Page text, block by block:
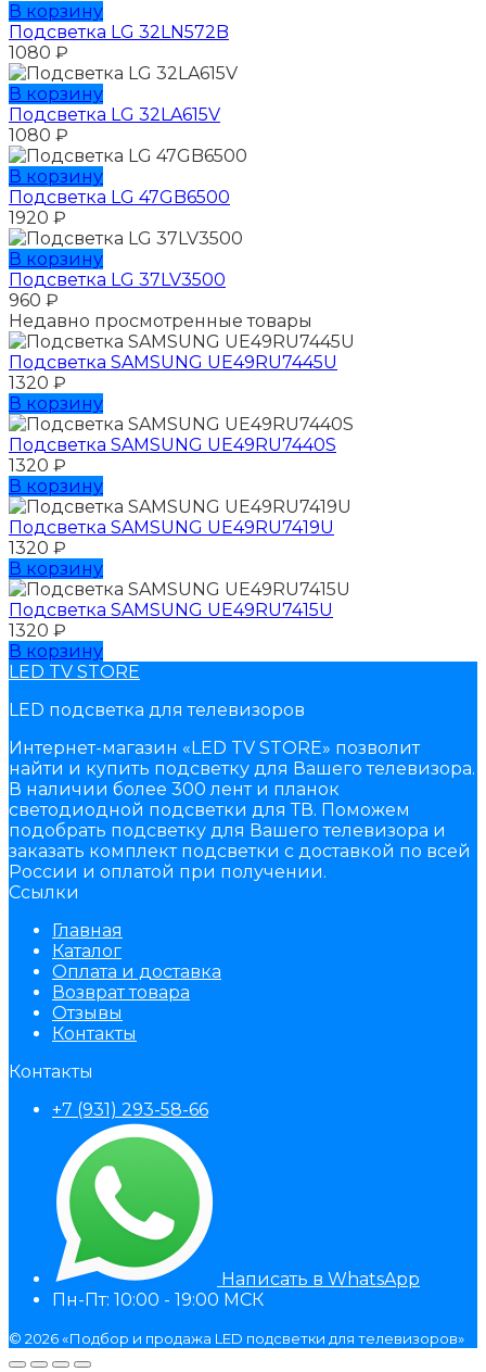
В корзину
Подсветка LG 32LN572B
1080 ₽
В корзину
Подсветка LG 32LA615V
1080 ₽
В корзину
Подсветка LG 47GB6500
1920 ₽
В корзину
Подсветка LG 37LV3500
960 ₽
Недавно просмотренные товары
Подсветка SAMSUNG UЕ49RU7445U
1320 ₽
В корзину
Подсветка SAMSUNG UЕ49RU7440S
1320 ₽
В корзину
Подсветка SAMSUNG UЕ49RU7419U
1320 ₽
В корзину
Подсветка SAMSUNG UЕ49RU7415U
1320 ₽
В корзину
LED TV STORE
LED подсветка для телевизоров
Интернет-магазин «LED TV STORE» позволит
найти и купить подсветку для Вашего телевизора.
В наличии более 300 лент и планок
светодиодной подсветки для ТВ. Поможем
подобрать подсветку для Вашего телевизора и
заказать комплект подсветки с доставкой по всей
России и оплатой при получении.
Ссылки
Главная
Каталог
Оплата и доставка
Возврат товара
Отзывы
Контакты
Контакты
+7 (931) 293-58-66
Написать в WhatsApp
Пн-Пт: 10:00 - 19:00 МСК
© 2026 «Подбор и продажа LED подсветки для телевизоров»